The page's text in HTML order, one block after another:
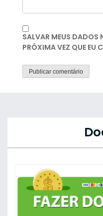
SALVAR MEUS DADOS
PRÓXIMA VEZ QUE EU